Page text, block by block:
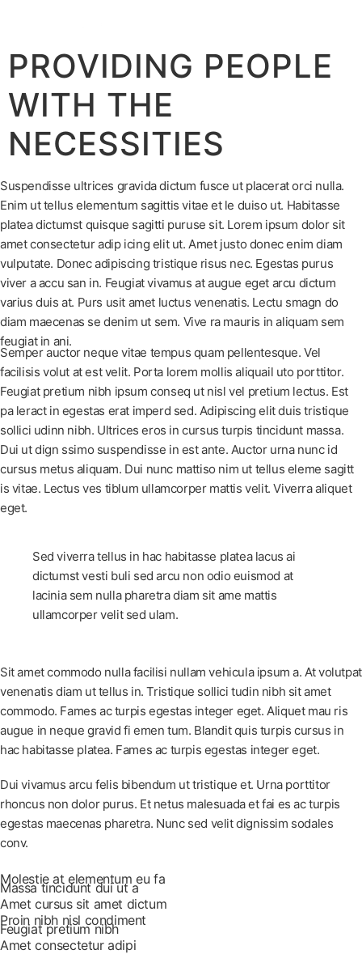
PROVIDING PEOPLE
WITH THE
NECESSITIES
Suspendisse ultrices gravida dictum fusce ut placerat orci nulla.
Enim ut tellus elementum sagittis vitae et le duiso ut. Habitasse
platea dictumst quisque sagitti puruse sit. Lorem ipsum dolor sit
amet consectetur adip icing elit ut. Amet justo donec enim diam
vulputate. Donec adipiscing tristique risus nec. Egestas purus
viver a accu san in. Feugiat vivamus at augue eget arcu dictum
varius duis at. Purs usit amet luctus venenatis. Lectu smagn do
diam maecenas se denim ut sem. Vive ra mauris in aliquam sem
feugiat in ani.
Semper auctor neque vitae tempus quam pellentesque. Vel
facilisis volut at est velit. Porta lorem mollis aliquail uto porttitor.
Feugiat pretium nibh ipsum conseq ut nisl vel pretium lectus. Est
pa leract in egestas erat imperd sed. Adipiscing elit duis tristique
sollici udinn nibh. Ultrices eros in cursus turpis tincidunt massa.
Dui ut dign ssimo suspendisse in est ante. Auctor urna nunc id
cursus metus aliquam. Dui nunc mattiso nim ut tellus eleme sagitt
is vitae. Lectus ves tiblum ullamcorper mattis velit. Viverra aliquet
eget.
Sed viverra tellus in hac habitasse platea lacus ai
dictumst vesti buli sed arcu non odio euismod at
lacinia sem nulla pharetra diam sit ame mattis
ullamcorper velit sed ulam.
Sit amet commodo nulla facilisi nullam vehicula ipsum a. At volutpat
venenatis diam ut tellus in. Tristique sollici tudin nibh sit amet
commodo. Fames ac turpis egestas integer eget. Aliquet mau ris
augue in neque gravid fi emen tum. Blandit quis turpis cursus in
hac habitasse platea. Fames ac turpis egestas integer eget.
Dui vivamus arcu felis bibendum ut tristique et. Urna porttitor
rhoncus non dolor purus. Et netus malesuada et fai es ac turpis
egestas maecenas pharetra. Nunc sed velit dignissim sodales
conv.
Molestie at elementum eu fa
Massa tincidunt dui ut a
Amet cursus sit amet dictum
Proin nibh nisl condiment
Feugiat pretium nibh
Amet consectetur adipi